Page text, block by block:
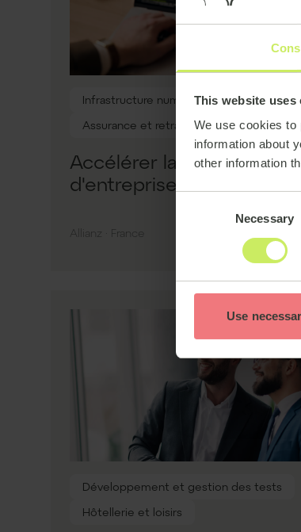
This website uses
We use cookies to
information about
other information
Necessary
Use
Infrastructure numérique et opérations IT
Assurance et retraites
Accélérer la migration
d'entreprise vers AWS
Allianz · France
Développement et gestion des tests
Hôtellerie et loisirs